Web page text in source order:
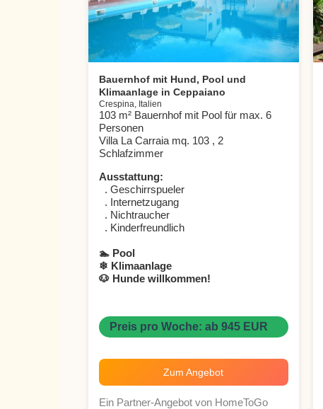
Bauernhof mit Hund, Pool und
Klimaanlage in Ceppaiano
Crespina, Italien
103 m² Bauernhof mit Pool für max. 6
Personen
Villa La Carraia mq. 103 , 2
Schlafzimmer
Ausstattung:
. Geschirrspueler
. Internetzugang
. Nichtraucher
. Kinderfreundlich
🏊 Pool
❄ Klimaanlage
🐶 Hunde willkommen!
Preis pro Woche: ab 945 EUR
Zum Angebot
Ein Partner-Angebot von HomeToGo